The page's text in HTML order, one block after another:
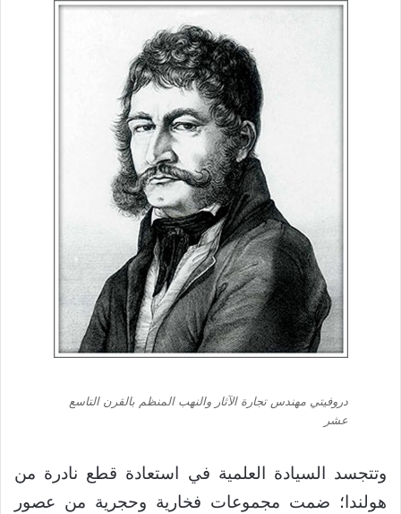
دروفيتي مهندس تجارة الآثار والنهب المنظم بالقرن التاسع
عشر
وتتجسد السيادة العلمية في استعادة قطع نادرة من
هولندا؛ ضمت مجموعات فخارية وحجرية من عصور